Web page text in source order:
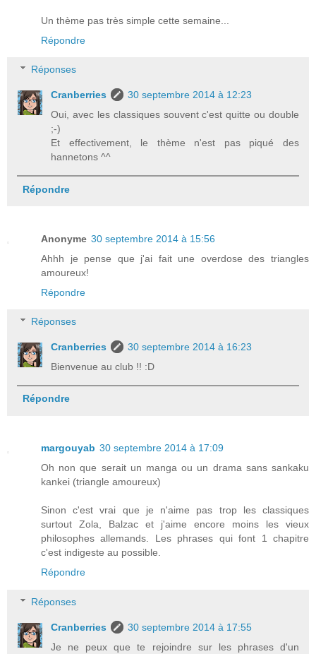
Un thème pas très simple cette semaine...
Répondre
Réponses
Cranberries
30 septembre 2014 à 12:23
Oui, avec les classiques souvent c'est quitte ou double
;-)
Et effectivement, le thème n'est pas piqué des
hannetons ^^
Répondre
Anonyme 30 septembre 2014 à 15:56
Ahhh je pense que j'ai fait une overdose des triangles
amoureux!
Répondre
Réponses
Cranberries
30 septembre 2014 à 16:23
Bienvenue au club !! :D
Répondre
margouyab 30 septembre 2014 à 17:09
Oh non que serait un manga ou un drama sans sankaku
kankei (triangle amoureux)
Sinon c'est vrai que je n'aime pas trop les classiques
surtout Zola, Balzac et j'aime encore moins les vieux
philosophes allemands. Les phrases qui font 1 chapitre
c'est indigeste au possible.
Répondre
Réponses
Cranberries
30 septembre 2014 à 17:55
Je ne peux que te rejoindre sur les phrases d'un